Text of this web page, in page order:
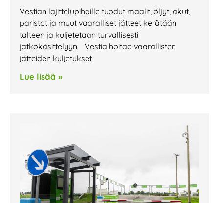
Vestian lajittelupihoille tuodut maalit, öljyt, akut,
paristot ja muut vaaralliset jätteet kerätään
talteen ja kuljetetaan turvallisesti
jatkokäsittelyyn. Vestia hoitaa vaarallisten
jätteiden kuljetukset
Lue lisää »